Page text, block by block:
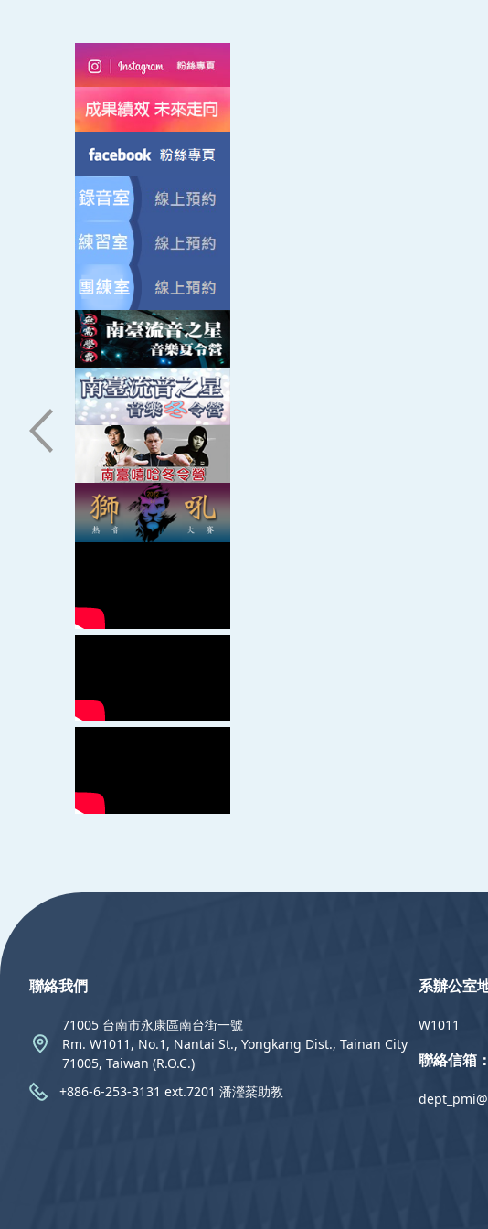
聯絡我們
71005 台南市永康區南台街一號
Rm. W1011, No.1, Nantai St., Yongkang Dist., Tainan City
71005, Taiwan (R.O.C.)
+886-6-253-3131 ext.7201 潘瀅棻助教
系辦公室
W1011
聯絡信箱：